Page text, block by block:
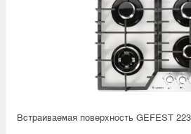
Встраиваемая поверхность GEFEST